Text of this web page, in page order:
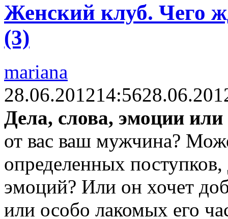
Женский клуб. Чего
(3)
mariana
28.06.201214:56
Дела, слова, эмоции
от вас ваш мужчина?
определенных
эмоций? Или он хочет
или особо лакомых его